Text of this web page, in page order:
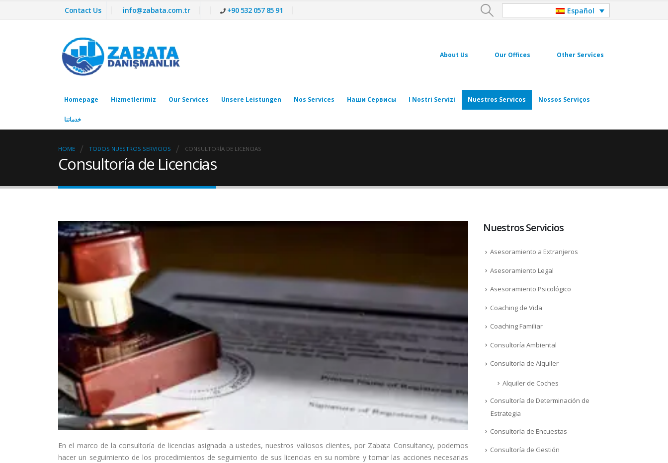
Contact Us info@zabata.com.tr +90 532 057 85 91 Español
About Us Our Offices Other Services
Homepage Hizmetlerimiz Our Services Unsere Leistungen Nos Services Наши Сервисы I Nostri Servizi Nuestros Servicos Nossos Serviços
خدماتنا
HOME TODOS NUESTROS SERVICIOS CONSULTORÍA DE LICENCIAS
Consultoría de Licencias
En el marco de la consultoría de licencias asignada a ustedes, nuestros valiosos clientes, por Zabata Consultancy, podemos
hacer un seguimiento de los procedimientos de seguimiento de sus licencias en su nombre y tomar las acciones necesarias
Nuestros Servicios
Asesoramiento a Extranjeros
Asesoramiento Legal
Asesoramiento Psicológico
Coaching de Vida
Coaching Familiar
Consultoría Ambiental
Consultoría de Alquiler
Alquiler de Coches
Consultoría de Determinación de
Estrategia
Consultoría de Encuestas
Consultoría de Gestión